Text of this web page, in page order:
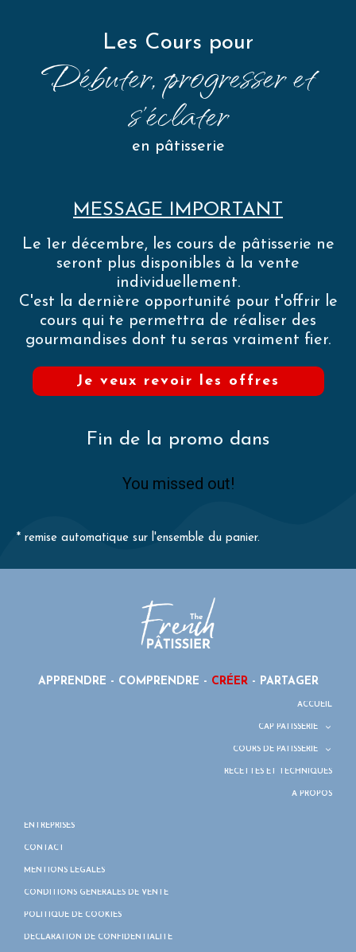
Les Cours pour
Débuter, progresser et
s'éclater
en pâtisserie
MESSAGE IMPORTANT
Le 1er décembre, les cours de pâtisserie ne
seront plus disponibles à la vente
individuellement.
C'est la dernière opportunité pour t'offrir le
cours qui te permettra de réaliser des
gourmandises dont tu seras vraiment fier.
Je veux revoir les offres
Fin de la promo dans
You missed out!
* remise automatique sur l'ensemble du panier.
APPRENDRE - COMPRENDRE - CRÉER- PARTAGER
ACCUEIL
CAP PÂTISSERIE
COURS DE PÂTISSERIE
RECETTES ET TECHNIQUES
À PROPOS
ENTREPRISES
CONTACT
MENTIONS LÉGALES
CONDITIONS GÉNÉRALES DE VENTE
POLITIQUE DE COOKIES
DÉCLARATION DE CONFIDENTIALITÉ